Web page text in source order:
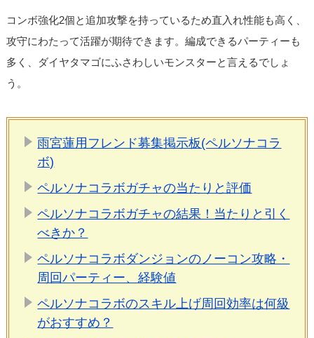
コンボ強化2個と追加攻撃を持っているため直入れ性能も高く、
攻守にわたって活躍が期待できます。編成できるパーティーも
多く、ダイヤタマゴにふさわしいモンスターと言えるでしょ
う。
雨宮蓮用フレンド募集掲示板(ペルソナコラ
ボ)
ペルソナコラボガチャの当たりと評価
ペルソナコラボガチャの結果！当たりと引く
べきか？
ペルソナコラボダンジョンのノーコン攻略・
周回パーティー、経験値
ペルソナコラボのスキル上げ周回効率は何級
がおすすめ？